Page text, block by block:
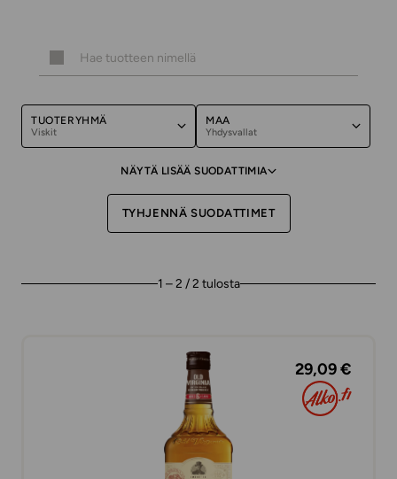
TUOTERYHMÄ
Viskit
MAA
Yhdysvallat
NÄYTÄ LISÄÄ SUODATTIMIA
TYHJENNÄ SUODATTIMET
1 – 2 / 2 tulosta
29,09 €